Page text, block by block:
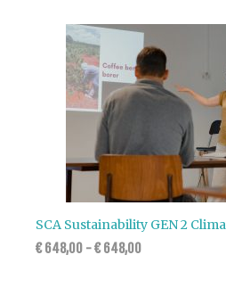
SCA Sustainability GEN 2
€648,00 -€648,00